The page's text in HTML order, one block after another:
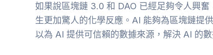
如果說區塊鏈 3.0 和 DAO 已經足夠令人興
生更加驚人的化學反應。AI 能夠為區塊鏈提
以為 AI 提供可信賴的數據來源，解決 AI 的數